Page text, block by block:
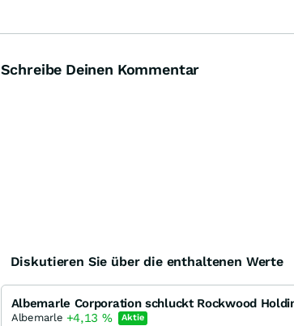
Schreibe Deinen Kommentar
Diskutieren Sie über die enthaltenen Werte
Albemarle Corporation schluckt Rockwood
Albemarle +4,13 % Aktie